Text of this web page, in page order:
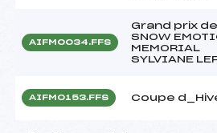
AIFM0034.FFS
Grand prix de
SNOW
MEMORIAL
SYLVIANE
AIFM0153.FFS Coupe